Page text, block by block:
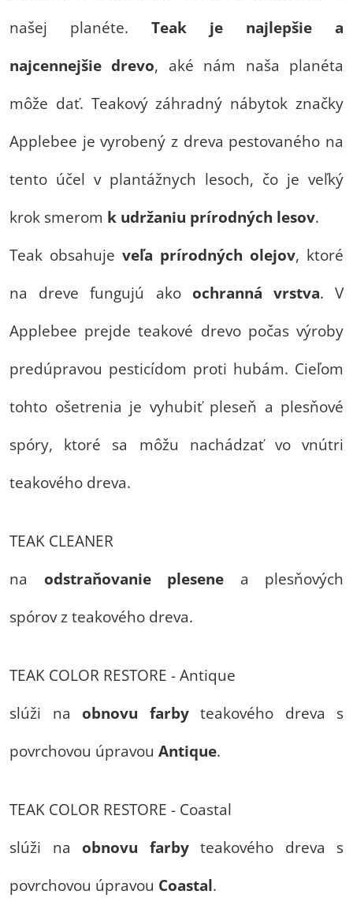
našej planéte. Teak je najlepšie a
najcennejšie drevo, aké nám naša planéta
môže dať. Teakový záhradný nábytok značky
Applebee je vyrobený z dreva pestovaného na
tento účel v plantážnych lesoch, čo je veľký
krok smerom k udržaniu prírodných lesov.
Teak obsahuje veľa prírodných olejov, ktoré
na dreve fungujú ako ochranná vrstva. V
Applebee prejde teakové drevo počas výroby
predúpravou pesticídom proti hubám. Cieľom
tohto ošetrenia je vyhubiť pleseň a plesňové
spóry, ktoré sa môžu nachádzať vo vnútri
teakového dreva.
TEAK CLEANER
na odstraňovanie plesene a plesňových
spórov z teakového dreva.
TEAK COLOR RESTORE - Antique
slúži na obnovu farby teakového dreva s
povrchovou úpravou Antique.
TEAK COLOR RESTORE - Coastal
slúži na obnovu farby teakového dreva s
povrchovou úpravou Coastal.